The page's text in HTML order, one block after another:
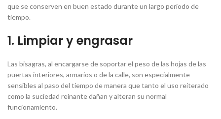
que se conserven en buen estado durante un largo periodo de
tiempo.
1. Limpiar y engrasar
Las bisagras, al encargarse de soportar el peso de las hojas de las
puertas interiores, armarios o de la calle, son especialmente
sensibles al paso del tiempo de manera que tanto el uso reiterado
como la suciedad reinante dañan y alteran su normal
funcionamiento.